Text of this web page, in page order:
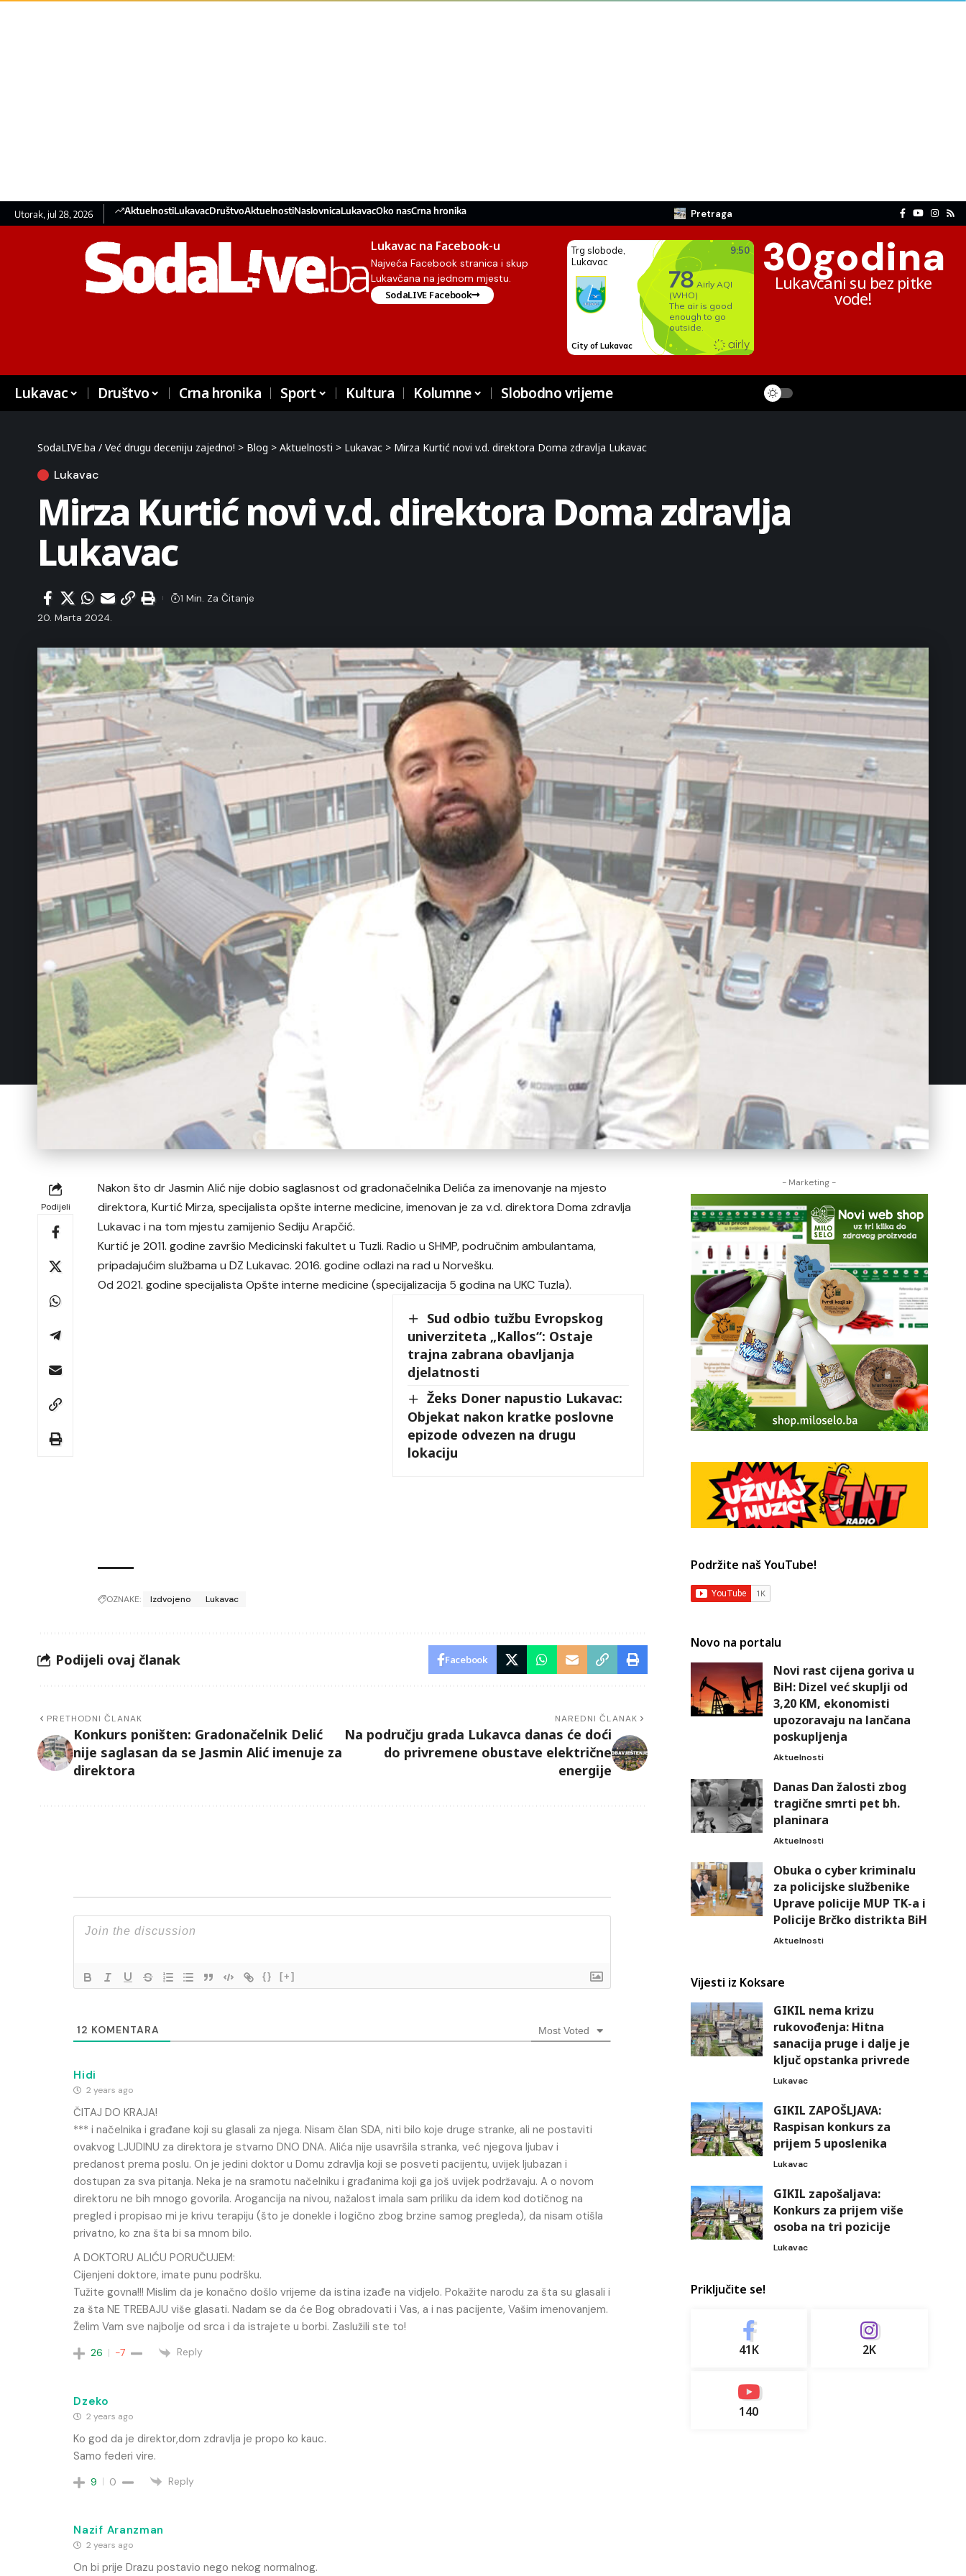
Utorak, jul 28, 2026 AktuelnostiLukavacDruštvoAktuelnostiNaslovnicaLukavacOko nasCrna hronika Pretraga
Lukavac na Facebook-u
Najveća Facebook stranica i skup
Lukavčana na jednom mjestu.
SodaLIVE Facebook
30godina
Lukavčani su bez pitke
vode!
Lukavac Društvo Crna hronika Sport Kultura Kolumne Slobodno vrijeme
SodaLIVE.ba / Već drugu deceniju zajedno! > Blog > Aktuelnosti > Lukavac > Mirza Kurtić novi v.d. direktora Doma zdravlja Lukavac
Lukavac
Mirza Kurtić novi v.d. direktora Doma zdravlja
Lukavac
20. Marta 2024.
1 Min. Za Čitanje
Podijeli
Nakon što dr Jasmin Alić nije dobio saglasnost od gradonačelnika Delića za imenovanje na mjesto
direktora, Kurtić Mirza, specijalista opšte interne medicine, imenovan je za v.d. direktora Doma zdravlja
Lukavac i na tom mjestu zamijenio Sediju Arapčić.
Kurtić je 2011. godine završio Medicinski fakultet u Tuzli. Radio u SHMP, područnim ambulantama,
pripadajućim službama u DZ Lukavac. 2016. godine odlazi na rad u Norvešku.
Od 2021. godine specijalista Opšte interne medicine (specijalizacija 5 godina na UKC Tuzla).
Sud odbio tužbu Evropskog
univerziteta „Kallos“: Ostaje
trajna zabrana obavljanja
djelatnosti
Žeks Doner napustio Lukavac:
Objekat nakon kratke poslovne
epizode odvezen na drugu
lokaciju
OZNAKE: Izdvojeno Lukavac
Podijeli ovaj članak Facebook
PRETHODNI ČLANAK
Konkurs poništen: Gradonačelnik Delić
nije saglasan da se Jasmin Alić imenuje za
direktora
NAREDNI ČLANAK
Na području grada Lukavca danas će doći
do privremene obustave električne
energije
{} [+]
12 KOMENTARA Most Voted
Hidi
2 years ago
ČITAJ DO KRAJA!
*** i načelnika i građane koji su glasali za njega. Nisam član SDA, niti bilo koje druge stranke, ali ne postaviti
ovakvog LJUDINU za direktora je stvarno DNO DNA. Alića nije usavršila stranka, već njegova ljubav i
predanost prema poslu. On je jedini doktor u Domu zdravlja koji se posveti pacijentu, uvijek ljubazan i
dostupan za sva pitanja. Neka je na sramotu načelniku i građanima koji ga još uvijek podržavaju. A o novom
direktoru ne bih mnogo govorila. Arogancija na nivou, nažalost imala sam priliku da idem kod dotičnog na
pregled i propisao mi je krivu terapiju (što je donekle i logično zbog brzine samog pregleda), da nisam otišla
privatno, ko zna šta bi sa mnom bilo.
A DOKTORU ALIĆU PORUČUJEM:
Cijenjeni doktore, imate punu podršku.
Tužite govna!!! Mislim da je konačno došlo vrijeme da istina izađe na vidjelo. Pokažite narodu za šta su glasali i
za šta NE TREBAJU više glasati. Nadam se da će Bog obradovati i Vas, a i nas pacijente, Vašim imenovanjem.
Želim Vam sve najbolje od srca i da istrajete u borbi. Zaslužili ste to!
26 -7 Reply
Dzeko
2 years ago
Ko god da je direktor,dom zdravlja je propo ko kauc.
Samo federi vire.
9 0 Reply
Nazif Aranzman
2 years ago
On bi prije Drazu postavio nego nekog normalnog.
- Marketing -
Podržite naš YouTube!
Novo na portalu
Novi rast cijena goriva u
BiH: Dizel već skuplji od
3,20 KM, ekonomisti
upozoravaju na lančana
poskupljenja
Aktuelnosti
Danas Dan žalosti zbog
tragične smrti pet bh.
planinara
Aktuelnosti
Obuka o cyber kriminalu
za policijske službenike
Uprave policije MUP TK-a i
Policije Brčko distrikta BiH
Aktuelnosti
Vijesti iz Koksare
GIKIL nema krizu
rukovođenja: Hitna
sanacija pruge i dalje je
ključ opstanka privrede
Lukavac
GIKIL ZAPOŠLJAVA:
Raspisan konkurs za
prijem 5 uposlenika
Lukavac
GIKIL zapošaljava:
Konkurs za prijem više
osoba na tri pozicije
Lukavac
Priključite se!
41K 2K
140